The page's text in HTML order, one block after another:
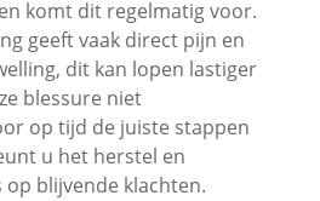
komt dit regelmatig voor.
geeft vaak direct pijn en
dit kan lopen lastiger
blessure niet
op tijd de juiste stappen
u het herstel en
blijvende klachten.